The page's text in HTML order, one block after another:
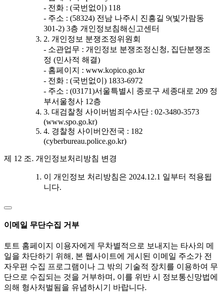
- 전화 : (국번없이) 118
- 주소 : (58324) 전남 나주시 진흥길 9(빛가람동
301-2) 3층 개인정보침해신고센터
2. 개인정보 분쟁조정위원회
- 소관업무 : 개인정보 분쟁조정신청, 집단분쟁조
정 (민사적 해결)
- 홈페이지 : www.kopico.go.kr
- 전화 : (국번없이) 1833-6972
- 주소 : (03171)서울특별시 종로구 세종대로 209 정
부서울청사 12층
3. 대검찰청 사이버범죄수사단 : 02-3480-3573
(www.spo.go.kr)
4. 경찰청 사이버안전국 : 182
(cyberbureau.police.go.kr)
제 12 조. 개인정보처리방침 변경
이 개인정보 처리방침은 2024.12.1 일부터 적용됩
니다.
이메일 무단수집 거부
토트 홈페이지 이용자에게 무차별적으로 보내지는 타사의 메
일을 차단하기 위해, 본 웹사이트에 게시된 이메일 주소가 전
자우편 수집 프로그램이나 그 밖의 기술적 장치를 이용하여 무
단으로 수집되는 것을 거부하며, 이를 위반 시 정보통신망법에
의해 형사처벌됨을 유념하시기 바랍니다.